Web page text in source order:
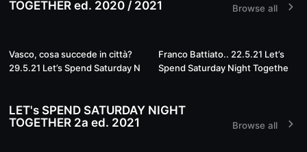
TOGETHER ed. 2020 / 2021
Browse all
Live
Vasco, cosa succede in città?
29.5.21 Let’s Spend Saturday N
Live
Franco Battiato.. 22.5.21 Let’s
Spend Saturday Night Togethe
LET's SPEND SATURDAY NIGHT
TOGETHER 2a ed. 2021
Browse all